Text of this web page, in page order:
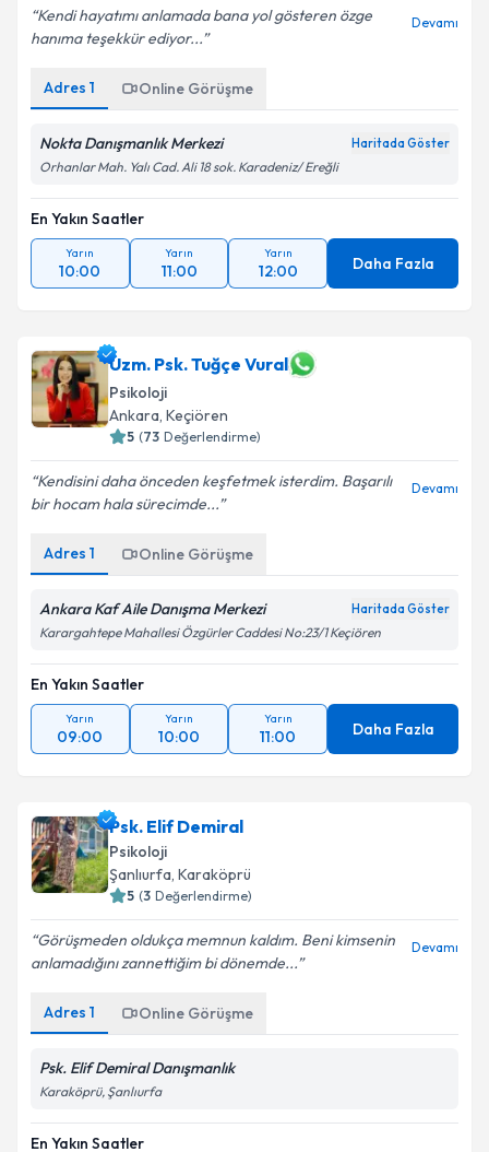
Kendi hayatımı anlamada bana yol gösteren özge
hanıma teşekkür ediyor...
Devamı
Adres 1 Online Görüşme
Nokta Danışmanlık Merkezi Haritada Göster
Orhanlar Mah. Yalı Cad. Ali 18 sok. Karadeniz/ Ereğli
En Yakın Saatler
Yarın
10:00
Yarın
11:00
Yarın
12:00 Daha Fazla
Uzm. Psk. Tuğçe Vural
Psikoloji
Ankara, Keçiören
5 (73 Değerlendirme)
Kendisini daha önceden keşfetmek isterdim. Başarılı
bir hocam hala sürecimde...
Devamı
Adres 1 Online Görüşme
Ankara Kaf Aile Danışma Merkezi Haritada Göster
Karargahtepe Mahallesi Özgürler Caddesi No:23/1 Keçiören
En Yakın Saatler
Yarın
09:00
Yarın
10:00
Yarın
11:00 Daha Fazla
Psk. Elif Demiral
Psikoloji
Şanlıurfa, Karaköprü
5 (3 Değerlendirme)
Görüşmeden oldukça memnun kaldım. Beni kimsenin
anlamadığını zannettiğim bi dönemde...
Devamı
Adres 1 Online Görüşme
Psk. Elif Demiral Danışmanlık
Karaköprü, Şanlıurfa
En Yakın Saatler